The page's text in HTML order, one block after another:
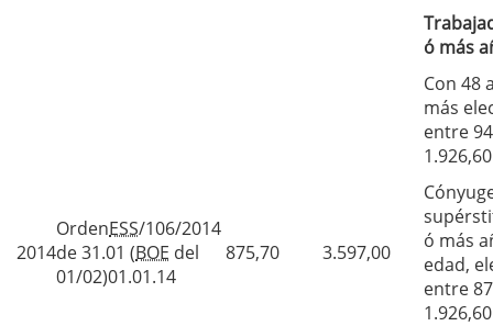
2014
OrdenESS/106/2014
de 31.01 (BOE del
01/02)01.01.14
875,70 3.597,00
ó más
Con 48
más
entre
ó más
edad,
entre